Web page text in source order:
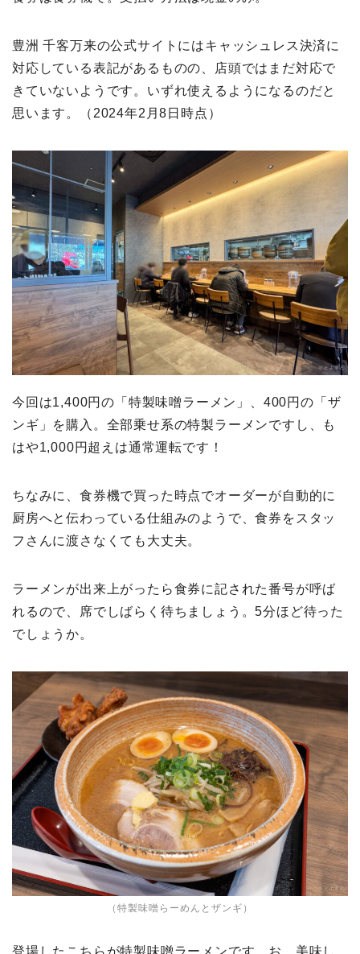
豊洲 千客万来の公式サイトにはキャッシュレス決済に
対応している表記があるものの、店頭ではまだ対応で
きていないようです。いずれ使えるようになるのだと
思います。（2024年2月8日時点）
今回は1,400円の「特製味噌ラーメン」、400円の「ザ
ンギ」を購入。全部乗せ系の特製ラーメンですし、も
はや1,000円超えは通常運転です！
ちなみに、食券機で買った時点でオーダーが自動的に
厨房へと伝わっている仕組みのようで、食券をスタッ
フさんに渡さなくても大丈夫。
ラーメンが出来上がったら食券に記された番号が呼ば
れるので、席でしばらく待ちましょう。5分ほど待った
でしょうか。
（特製味噌らーめんとザンギ）
登場したこちらが特製味噌ラーメンです。お、美味し